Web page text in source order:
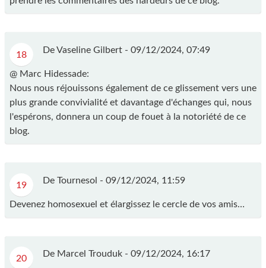
18 De Vaseline Gilbert - 09/12/2024, 07:49
@ Marc Hidessade:
Nous nous réjouissons également de ce glissement vers une
plus grande convivialité et davantage d'échanges qui, nous
l'espérons, donnera un coup de fouet à la notoriété de ce
blog.
19 De Tournesol - 09/12/2024, 11:59
Devenez homosexuel et élargissez le cercle de vos amis…
20 De Marcel Trouduk - 09/12/2024, 16:17